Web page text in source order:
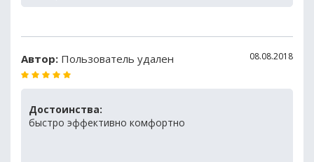
Автор: Пользователь удален 08.08.2018
Достоинства:
быстро эффективно комфортно